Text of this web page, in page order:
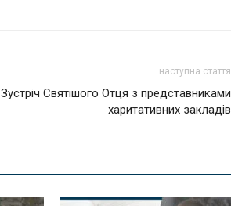
наступна стаття
Зустріч Святішого Отця з представниками
харитативних закладів